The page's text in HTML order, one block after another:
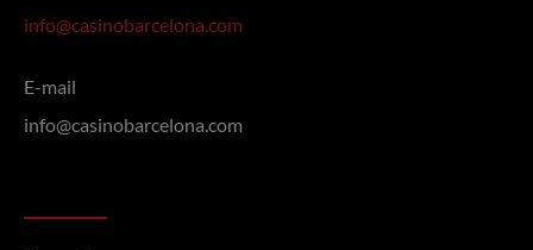
info@casinobarcelona.com
E-mail
info@casinobarcelona.com